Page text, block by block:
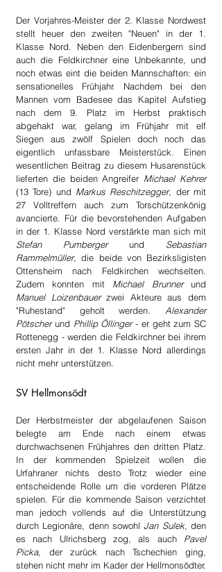
Der Vorjahres-Meister der 2. Klasse Nordwest
stellt heuer den zweiten "Neuen" in der 1.
Klasse Nord. Neben den Eidenbergern sind
auch die Feldkirchner eine Unbekannte, und
noch etwas eint die beiden Mannschaften: ein
sensationelles Frühjahr. Nachdem bei den
Mannen vom Badesee das Kapitel Aufstieg
nach dem 9. Platz im Herbst praktisch
abgehakt war, gelang im Frühjahr mit elf
Siegen aus zwölf Spielen doch noch das
eigentlich unfassbare Meisterstück. Einen
wesentlichen Beitrag zu diesem Husarenstück
lieferten die beiden Angreifer Michael Kehrer
(13 Tore) und Markus Reschitzegger, der mit
27 Volltreffern auch zum Torschützenkönig
avancierte. Für die bevorstehenden Aufgaben
Stefan Pumberger und Sebastian
Rammelmüller, die beide von Bezirksligisten
Ottensheim nach Feldkirchen wechselten.
Zudem konnten mit Michael Brunner
Manuel Loizenbauer zwei Akteure aus dem
"Ruhestand" geholt werden. Alexander
Pötscher und Phillip Öllinger - er geht zum SC
Rottenegg - werden die Feldkirchner bei ihrem
ersten Jahr in der 1. Klasse Nord allerdings
nicht mehr unterstützen.
SV Hellmonsödt
Der Herbstmeister der abgelaufenen Saison
belegte am Ende nach einem etwas
durchwachsenen Frühjahres den dritten Platz.
In der kommenden Spielzeit wollen die
Urfahraner nichts desto Trotz wieder eine
entscheidende Rolle um die vorderen Plätze
spielen. Für die kommende Saison verzichtet
man jedoch vollends auf die Unterstützung
durch Legionäre, denn sowohl Jan Sulek, den
es nach Ulrichsberg zog, als auch Pavel
Picka, der zurück nach Tschechien ging,
stehen nicht mehr im Kader der Hellmonsödter.